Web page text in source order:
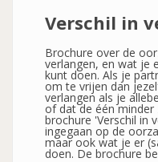
Verschil in
Brochure over de
verlangen, en wat je
kunt doen. Als je
om te vrijen dan
verlangen als je
of dat de één minder
brochure 'Verschil in
ingegaan op de
maar ook wat je er
doen. De brochure